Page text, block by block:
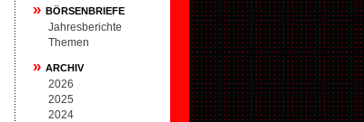
» BÖRSENBRIEFE
Jahresberichte
Themen
» ARCHIV
2026
2025
2024